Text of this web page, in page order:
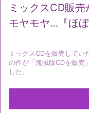
ミックスCD販
モヤモヤ…『ほ
ミックスCDを販売してい
の件が「海賊版CDを販売
した。